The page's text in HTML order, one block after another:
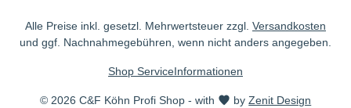
Alle Preise inkl. gesetzl. Mehrwertsteuer zzgl. Versandkosten
und ggf. Nachnahmegebühren, wenn nicht anders angegeben.
© 2026 C&F Köhn Profi Shop - with byZenit Design
Shop ServiceInformationen